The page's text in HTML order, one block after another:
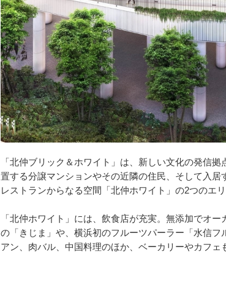
「北仲ブリック＆ホワイト」は、新しい文化の発信
置する分譲マンションやその近隣の住民、そして入
レストランからなる空間「北仲ホワイト」の2つのエ
「北仲ホワイト」には、飲食店が充実。無添加でオ
の「きじま」や、横浜初のフルーツパーラー「水信フ
アン、肉バル、中国料理のほか、ベーカリーやカフェ